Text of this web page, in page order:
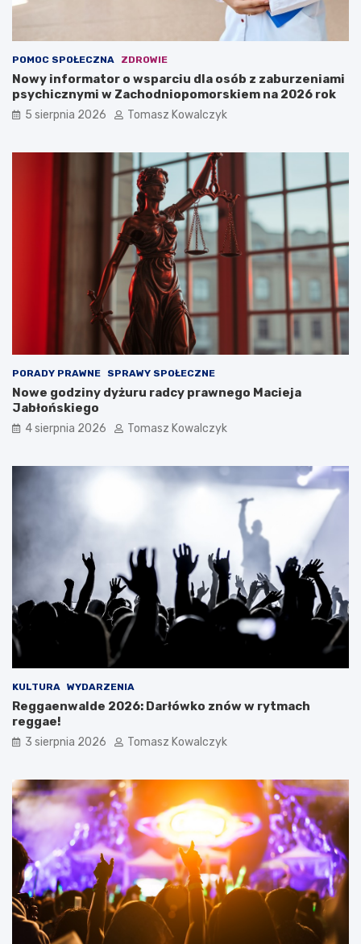
POMOC SPOŁECZNA ZDROWIE
Nowy informator o wsparciu dla osób z zaburzeniami
psychicznymi w Zachodniopomorskiem na 2026 rok
5 sierpnia 2026 Tomasz Kowalczyk
PORADY PRAWNE SPRAWY SPOŁECZNE
Nowe godziny dyżuru radcy prawnego Macieja
Jabłońskiego
4 sierpnia 2026 Tomasz Kowalczyk
KULTURA WYDARZENIA
Reggaenwalde 2026: Darłówko znów w rytmach
reggae!
3 sierpnia 2026 Tomasz Kowalczyk